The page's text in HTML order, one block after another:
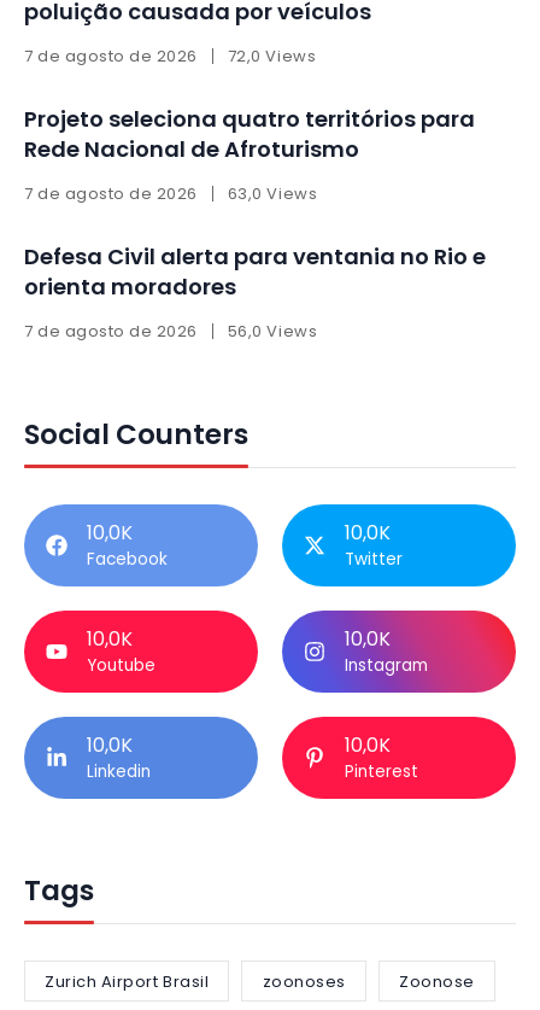
poluição causada por veículos
7 de agosto de 2026 72,0 Views
Projeto seleciona quatro territórios para
Rede Nacional de Afroturismo
7 de agosto de 2026 63,0 Views
Defesa Civil alerta para ventania no Rio e
orienta moradores
7 de agosto de 2026 56,0 Views
Social Counters
10,0K
Facebook
10,0K
Twitter
10,0K
Youtube
10,0K
Instagram
10,0K
Linkedin
10,0K
Pinterest
Tags
Zurich Airport Brasil zoonoses Zoonose